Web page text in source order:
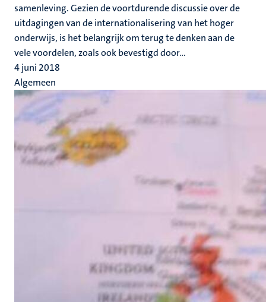
samenleving. Gezien de voortdurende discussie over de
uitdagingen van de internationalisering van het hoger
onderwijs, is het belangrijk om terug te denken aan de
vele voordelen, zoals ook bevestigd door...
4 juni 2018
Algemeen